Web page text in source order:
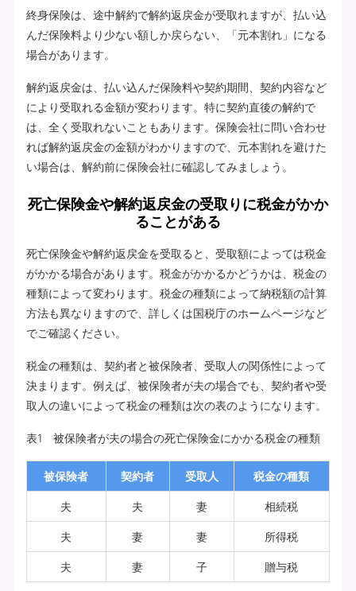
終身保険は、途中解約で解約返戻金が受取れますが、払い込
んだ保険料より少ない額しか戻らない、「元本割れ」になる
場合があります。
解約返戻金は、払い込んだ保険料や契約期間、契約内容など
により受取れる金額が変わります。特に契約直後の解約で
は、全く受取れないこともあります。保険会社に問い合わせ
れば解約返戻金の金額がわかりますので、元本割れを避けた
い場合は、解約前に保険会社に確認してみましょう。
死亡保険金や解約返戻金の受取りに税金がかか
ることがある
死亡保険金や解約返戻金を受取ると、受取額によっては税金
がかかる場合があります。税金がかかるかどうかは、税金の
種類によって変わります。税金の種類によって納税額の計算
方法も異なりますので、詳しくは国税庁のホームページなど
でご確認ください。
税金の種類は、契約者と被保険者、受取人の関係性によって
決まります。例えば、被保険者が夫の場合でも、契約者や受
取人の違いによって税金の種類は次の表のようになります。
表1 被保険者が夫の場合の死亡保険金にかかる税金の種類
被保険者 契約者 受取人 税金の種類
夫 夫 妻 相続税
夫 妻 妻 所得税
夫 妻 子 贈与税